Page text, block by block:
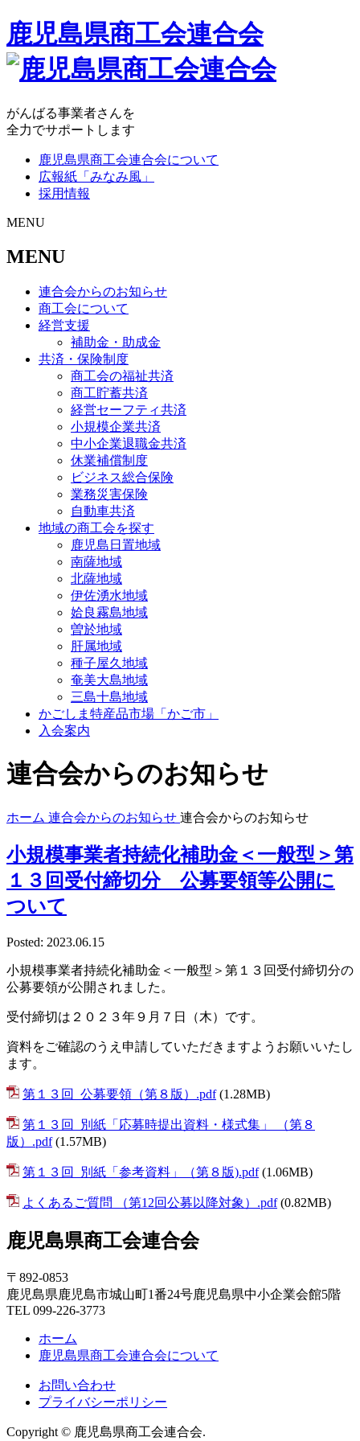
鹿児島県商工会連合会
がんばる事業者さんを
全力でサポートします
鹿児島県商工会連合会について
広報紙「みなみ風」
採用情報
MENU
MENU
連合会からのお知らせ
商工会について
経営支援
補助金・助成金
共済・保険制度
商工会の福祉共済
商工貯蓄共済
経営セーフティ共済
小規模企業共済
中小企業退職金共済
休業補償制度
ビジネス総合保険
業務災害保険
自動車共済
地域の商工会を探す
鹿児島日置地域
南薩地域
北薩地域
伊佐湧水地域
姶良霧島地域
曽於地域
肝属地域
種子屋久地域
奄美大島地域
三島十島地域
かごしま特産品市場「かご市」
入会案内
連合会からのお知らせ
ホーム 連合会からのお知らせ 連合会からのお知らせ
小規模事業者持続化補助金＜一般型＞第
１３回受付締切分 公募要領等公開に
ついて
Posted: 2023.06.15
小規模事業者持続化補助金＜一般型＞第１３回受付締切分の
公募要領が公開されました。
受付締切は２０２３年９月７日（木）です。
資料をご確認のうえ申請していただきますようお願いいたし
ます。
第１３回_公募要領（第８版）.pdf(1.28MB)
第１３回_別紙「応募時提出資料・様式集」 （第８
版）.pdf(1.57MB)
第１３回_別紙「参考資料」（第８版).pdf(1.06MB)
よくあるご質問 （第12回公募以降対象）.pdf(0.82MB)
鹿児島県商工会連合会
〒892-0853
鹿児島県鹿児島市城山町1番24号鹿児島県中小企業会館5階
TEL 099-226-3773
ホーム
鹿児島県商工会連合会について
お問い合わせ
プライバシーポリシー
Copyright © 鹿児島県商工会連合会.